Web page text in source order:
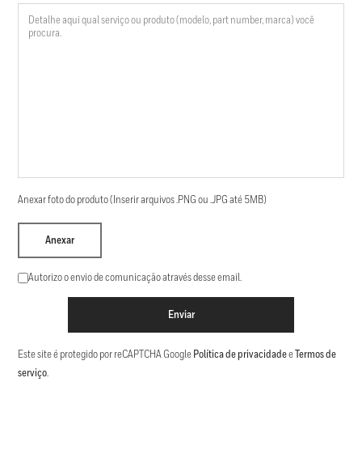
Anexar foto do produto (Inserir arquivos .PNG ou .JPG até 5MB)
Anexar
Autorizo o envio de comunicação através desse email.
Enviar
Este site é protegido por reCAPTCHA Google Política de privacidadee Termos de
serviço.